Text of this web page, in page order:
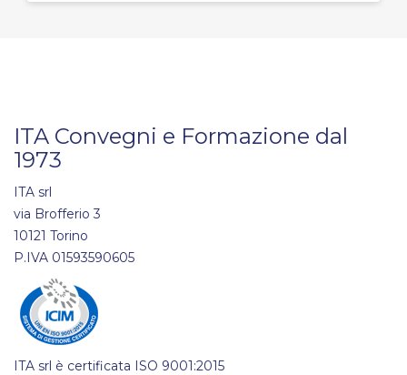
ITA Convegni e Formazione dal
1973
ITA srl
via Brofferio 3
10121 Torino
P.IVA 01593590605
ITA srl è certificata ISO 9001:2015